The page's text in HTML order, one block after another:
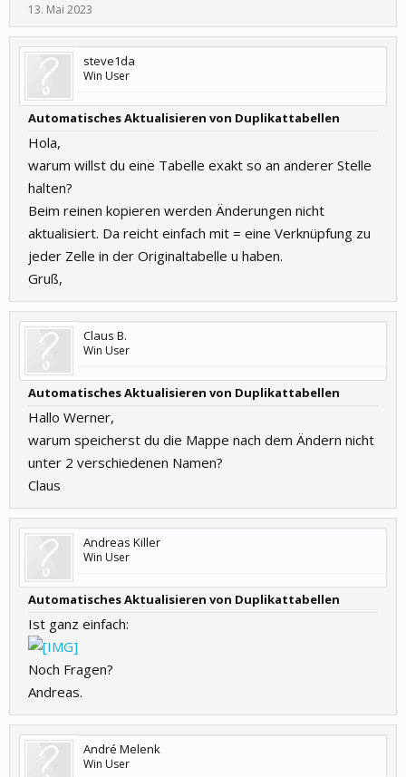
13. Mai 2023
steve1da
Win User
Automatisches Aktualisieren von Duplikattabellen
Hola,
warum willst du eine Tabelle exakt so an anderer Stelle
halten?
Beim reinen kopieren werden Änderungen nicht
aktualisiert. Da reicht einfach mit = eine Verknüpfung zu
jeder Zelle in der Originaltabelle u haben.
Gruß,
Claus B.
Win User
Automatisches Aktualisieren von Duplikattabellen
Hallo Werner,
warum speicherst du die Mappe nach dem Ändern nicht
unter 2 verschiedenen Namen?
Claus
Andreas Killer
Win User
Automatisches Aktualisieren von Duplikattabellen
Ist ganz einfach:
Noch Fragen?
Andreas.
André Melenk
Win User